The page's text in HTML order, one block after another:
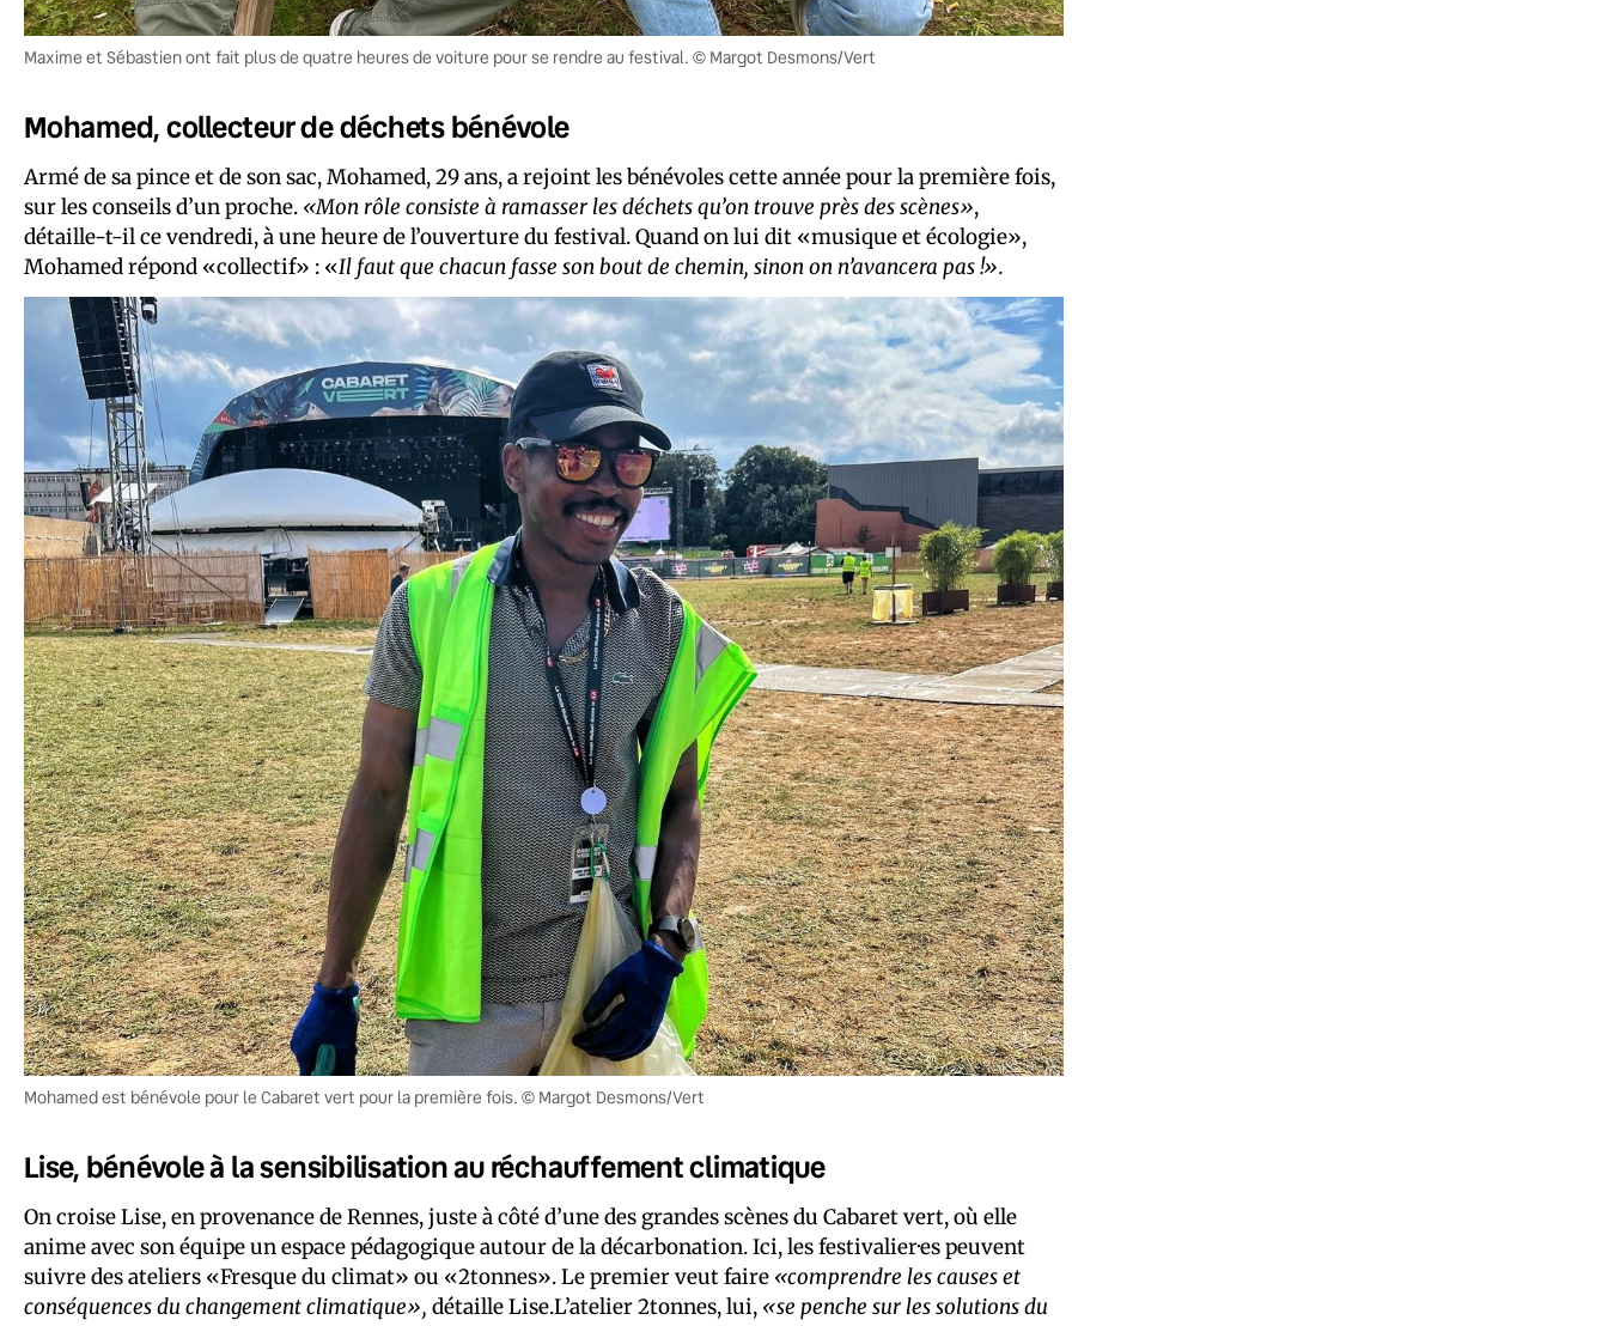
Maxime et Sébastien ont fait plus de quatre heures de voiture pour se rendre au festival. © Margot Desmons/Vert
Mohamed, collecteur de déchets bénévole
Armé de sa pince et de son sac, Mohamed, 29 ans, a rejoint les bénévoles cette année pour la première fois,
sur les conseils d’un proche. «Mon rôle consiste à ramasser les déchets qu’on trouve près des scènes»,
détaille-t-il ce vendredi, à une heure de l’ouverture du festival. Quand on lui dit «musique et écologie»,
Mohamed répond «collectif» : «Il faut que chacun fasse son bout de chemin, sinon on n’avancera pas !».
Mohamed est bénévole pour le Cabaret vert pour la première fois. © Margot Desmons/Vert
Lise, bénévole à la sensibilisation au réchauffement climatique
On croise Lise, en provenance de Rennes, juste à côté d’une des grandes scènes du Cabaret vert, où elle
anime avec son équipe un espace pédagogique autour de la décarbonation. Ici, les festivalier·es peuvent
suivre des ateliers «Fresque du climat» ou «2tonnes». Le premier veut faire «comprendre les causes et
conséquences du changement climatique», détaille Lise.L’atelier 2tonnes, lui, «se penche sur les solutions du